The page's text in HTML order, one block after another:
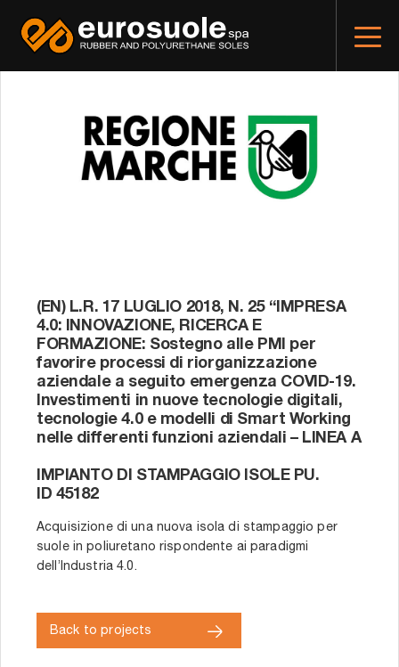
(EN) L.R. 17 LUGLIO 2018, N. 25 “IMPRESA
4.0: INNOVAZIONE, RICERCA E
FORMAZIONE: Sostegno alle PMI per
favorire processi di riorganizzazione
aziendale a seguito emergenza COVID-19.
Investimenti in nuove tecnologie digitali,
tecnologie 4.0 e modelli di Smart Working
nelle differenti funzioni aziendali – LINEA A
IMPIANTO DI STAMPAGGIO ISOLE PU.
ID 45182
Acquisizione di una nuova isola di stampaggio per
suole in poliuretano rispondente ai paradigmi
dell’Industria 4.0.
Back to projects